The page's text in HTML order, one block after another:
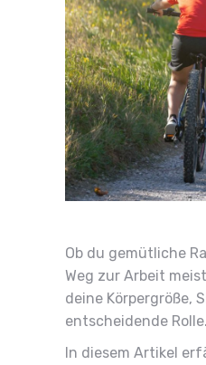
Ob du gemütliche
Weg zur Arbeit
deine Körpergröße,
entscheidende Rolle.
In diesem Artikel